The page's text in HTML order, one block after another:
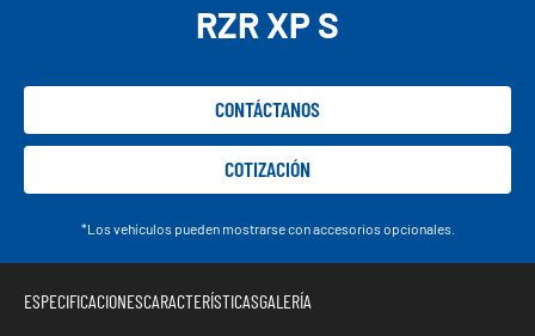
RZR XP S
CONTÁCTANOS
COTIZACIÓN
*Los vehículos pueden mostrarse con accesorios opcionales.
ESPECIFICACIONESCARACTERÍSTICASGALERÍA